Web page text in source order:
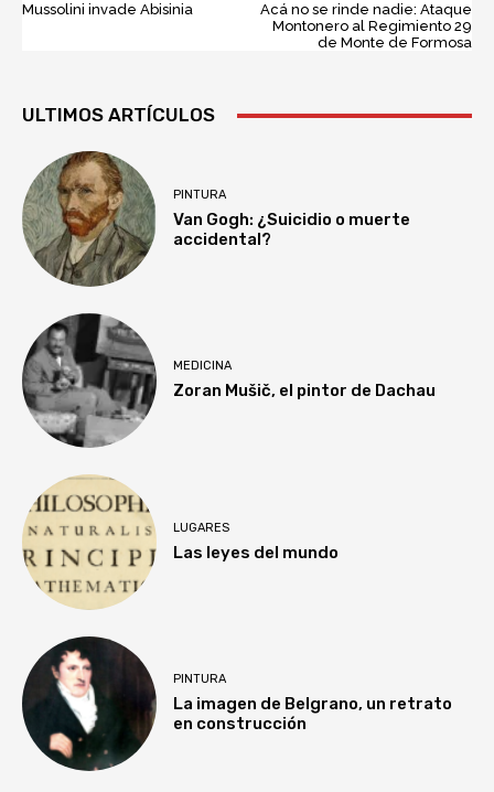
Mussolini invade Abisinia
Acá no se rinde nadie: Ataque
Montonero al Regimiento 29
de Monte de Formosa
ULTIMOS ARTÍCULOS
PINTURA
Van Gogh: ¿Suicidio o muerte
accidental?
MEDICINA
Zoran Mušič, el pintor de Dachau
LUGARES
Las leyes del mundo
PINTURA
La imagen de Belgrano, un retrato
en construcción